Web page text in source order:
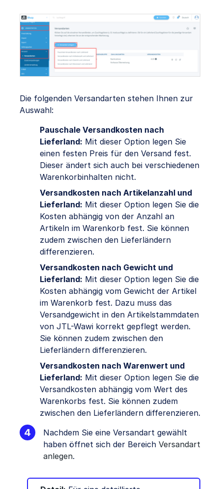
Die folgenden Versandarten stehen Ihnen zur
Auswahl:
Pauschale Versandkosten nach
Lieferland: Mit dieser Option legen Sie
einen festen Preis für den Versand fest.
Dieser ändert sich auch bei verschiedenen
Warenkorbinhalten nicht.
Versandkosten nach Artikelanzahl und
Lieferland: Mit dieser Option legen Sie die
Kosten abhängig von der Anzahl an
Artikeln im Warenkorb fest. Sie können
zudem zwischen den Lieferländern
differenzieren.
Versandkosten nach Gewicht und
Lieferland: Mit dieser Option legen Sie die
Kosten abhängig vom Gewicht der Artikel
im Warenkorb fest. Dazu muss das
Versandgewicht in den Artikelstammdaten
von JTL-Wawi korrekt gepflegt werden.
Sie können zudem zwischen den
Lieferländern differenzieren.
Versandkosten nach Warenwert und
Lieferland: Mit dieser Option legen Sie die
Versandkosten abhängig vom Wert des
Warenkorbs fest. Sie können zudem
zwischen den Lieferländern differenzieren.
Nachdem Sie eine Versandart gewählt
haben öffnet sich der Bereich Versandart
anlegen.